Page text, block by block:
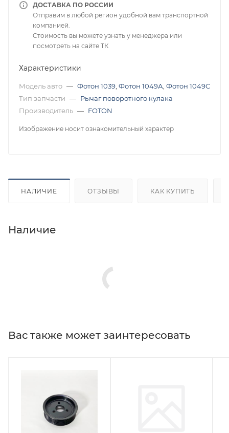
ДОСТАВКА ПО РОССИИ
Отправим в любой регион удобной вам транспортной
компанией.
Стоимость вы можете узнать у менеджера или
посмотреть на сайте ТК
Характеристики
Модель авто — Фотон 1039 Фотон 1049А Фотон 1049С
Тип запчасти — Рычаг поворотного кулака
Производитель — FOTON
Изображение носит ознакомительный характер
НАЛИЧИЕ ОТЗЫВЫ КАК КУПИТЬ
Наличие
Вас также может заинтересовать